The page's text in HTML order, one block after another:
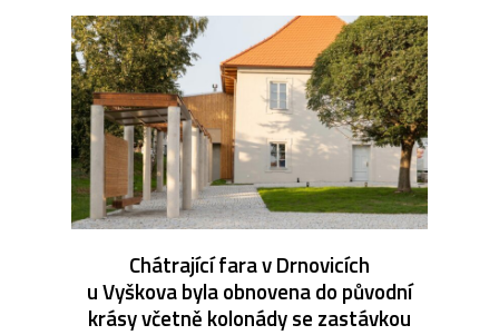
Chátrající fara v Drnovicích
u Vyškova byla obnovena do původní
krásy včetně kolonády se zastávkou